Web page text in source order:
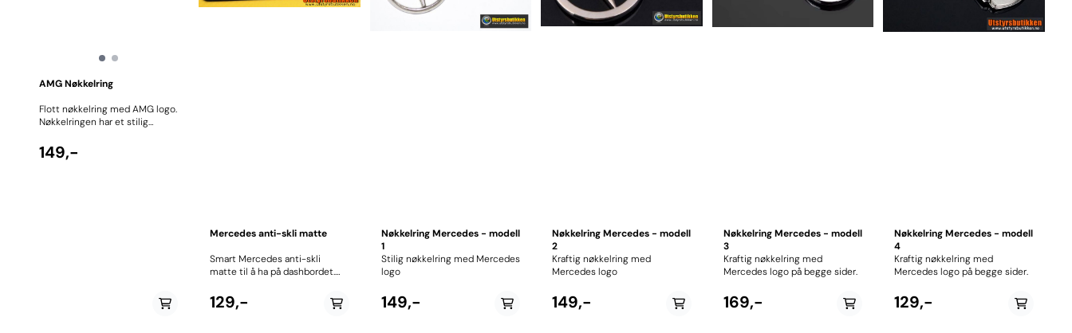
AMG Nøkkelring
Flott nøkkelring med AMG logo.
Nøkkelringen har et stilig
matchende sømmer. Denne
nøkkelringen er et must for alle
149,-
Mercedes anti-skli matte
Smart Mercedes anti-skli
matte til å ha på dashbordet.
nøklene, solbrillene etc. Anti-
skli matten er produsert
129,-
Nøkkelring Mercedes - modell
1
Stilig nøkkelring med Mercedes
logo
149,-
Nøkkelring Mercedes - modell
2
Kraftig nøkkelring med
Mercedes logo
149,-
Nøkkelring Mercedes - modell
3
Kraftig nøkkelring med
Mercedes logo på begge sider.
169,-
Nøkkelring Mercedes - modell
4
Kraftig nøkkelring med
Mercedes logo på begge sider.
129,-